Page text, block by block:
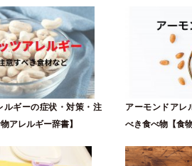
ルギーの症状・対策・注
アレルギー辞書】
アーモンドアレ
べき食べ物【食